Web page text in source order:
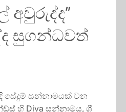
අවුරුද්ද”
සුගන්ධවත්
සේදුම් සන්නාමයක් වන
හි Diva සන්නාමය, ශ්‍රී